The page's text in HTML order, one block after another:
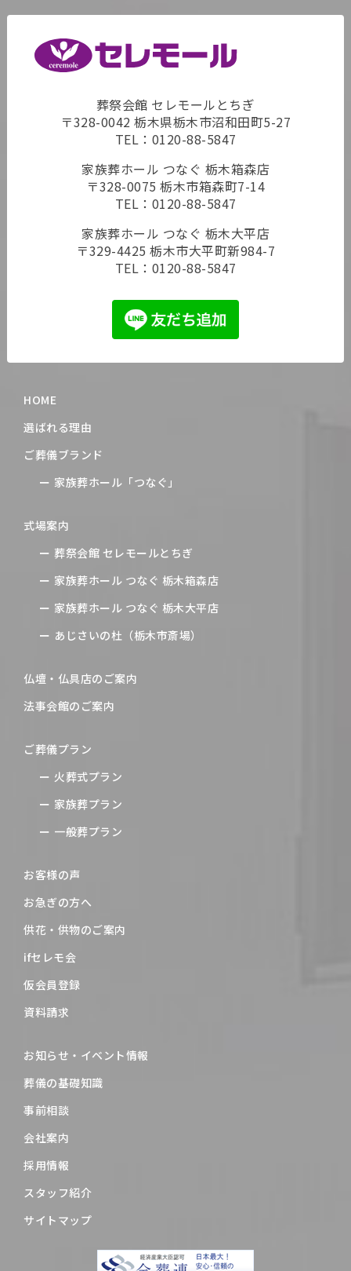
葬祭会館 セレモールとちぎ
〒328-0042 栃木県栃木市沼和田町5-27
TEL： 0120-88-5847
家族葬ホール つなぐ 栃木箱森店
〒328-0075 栃木市箱森町7-14
TEL： 0120-88-5847
家族葬ホール つなぐ 栃木大平店
〒329-4425 栃木市大平町新984-7
TEL： 0120-88-5847
HOME
選ばれる理由
ご葬儀ブランド
家族葬ホール「つなぐ」
式場案内
葬祭会館 セレモールとちぎ
家族葬ホール つなぐ 栃木箱森店
家族葬ホール つなぐ 栃木大平店
あじさいの杜（栃木市斎場）
仏壇・仏具店のご案内
法事会館のご案内
ご葬儀プラン
火葬式プラン
家族葬プラン
一般葬プラン
お客様の声
お急ぎの方へ
供花・供物のご案内
ifセレモ会
仮会員登録
資料請求
お知らせ・イベント情報
葬儀の基礎知識
事前相談
会社案内
採用情報
スタッフ紹介
サイトマップ